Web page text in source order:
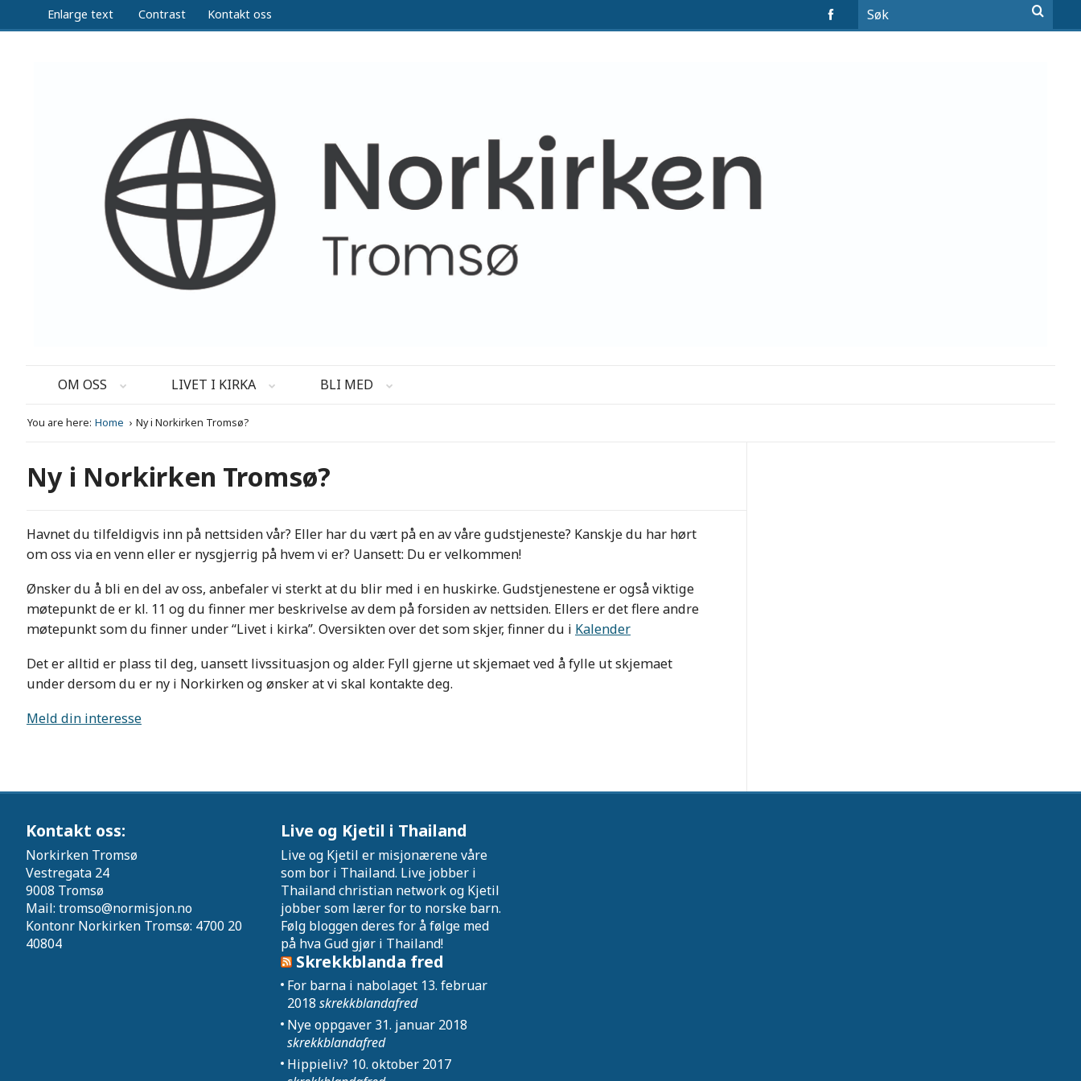
Enlarge text Contrast Kontakt oss
OM OSS LIVET I KIRKA BLI MED
You are here: Home Ny i Norkirken Tromsø?
Ny i Norkirken Tromsø?
Havnet du tilfeldigvis inn på nettsiden vår? Eller har du vært på en av våre gudstjeneste? Kanskje du har hørt
om oss via en venn eller er nysgjerrig på hvem vi er? Uansett: Du er velkommen!
Ønsker du å bli en del av oss, anbefaler vi sterkt at du blir med i en huskirke. Gudstjenestene er også viktige
møtepunkt de er kl. 11 og du finner mer beskrivelse av dem på forsiden av nettsiden. Ellers er det flere andre
møtepunkt som du finner under “Livet i kirka”. Oversikten over det som skjer, finner du i Kalender
Det er alltid er plass til deg, uansett livssituasjon og alder. Fyll gjerne ut skjemaet ved å fylle ut skjemaet
under dersom du er ny i Norkirken og ønsker at vi skal kontakte deg.
Meld din interesse
Kontakt oss:
Norkirken Tromsø
Vestregata 24
9008 Tromsø
Mail: tromso@normisjon.no
Kontonr Norkirken Tromsø: 4700 20
40804
Live og Kjetil i Thailand
Live og Kjetil er misjonærene våre
som bor i Thailand. Live jobber i
Thailand christian network og Kjetil
jobber som lærer for to norske barn.
Følg bloggen deres for å følge med
på hva Gud gjør i Thailand!
Skrekkblanda fred
For barna i nabolaget 13. februar
2018 skrekkblandafred
Nye oppgaver 31. januar 2018
skrekkblandafred
Hippieliv? 10. oktober 2017